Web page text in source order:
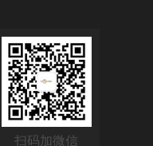
扫码加微信